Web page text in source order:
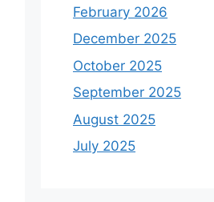
February 2026
December 2025
October 2025
September 2025
August 2025
July 2025